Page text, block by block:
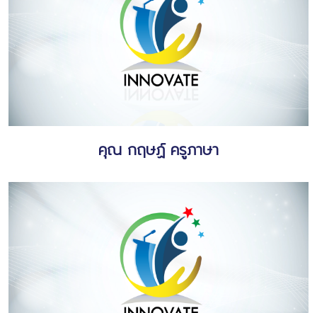
คุณ กฤษฏ์ ครูภาษา